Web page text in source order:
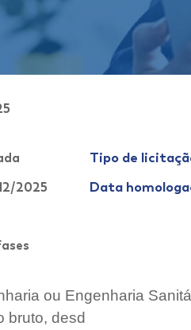
Tipo de
2025 Data
ou Engenharia
bruto, desd